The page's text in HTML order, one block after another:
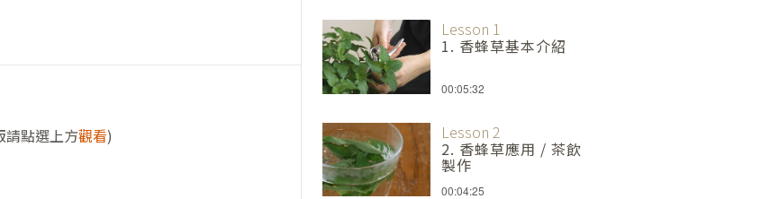
請點選上方觀看)
Lesson 1
1. 香蜂草基本介紹
00:05:32
Lesson 2
2. 香蜂草應用 / 茶飲
製作
00:04:25